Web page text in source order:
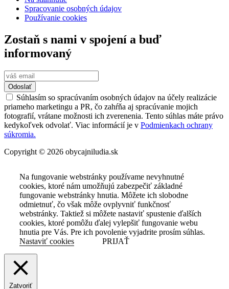
Spracovanie osobných údajov
Používanie cookies
Zostaň s nami v spojení a buď
informovaný
Odoslať
Súhlasím so spracúvaním osobných údajov na účely realizácie
priameho marketingu a PR, čo zahŕňa aj spracúvanie mojich
fotografií, vrátane možnosti ich zverenenia. Tento súhlas máte právo
kedykoľvek odvolať. Viac informácií je v Podmienkach ochrany
súkromia.
Copyright © 2026 obycajniludia.sk
Na fungovanie webstránky používame nevyhnutné
cookies, ktoré nám umožňujú zabezpečiť základné
fungovanie webstránky hnutia. Môžete ich slobodne
odmietnuť, čo však môže ovplyvniť funkčnosť
webstránky. Taktiež si môžete nastaviť spustenie ďalších
cookies, ktoré pomôžu ďalej vylepšiť fungovanie webu
hnutia pre Vás. Pre ich povolenie vyjadrite prosím súhlas.
Nastaviť cookies
PRIJAŤ
Zatvoriť